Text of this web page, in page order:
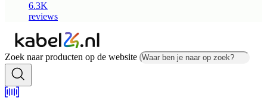
6.3K
reviews
Zoek naar producten op de website